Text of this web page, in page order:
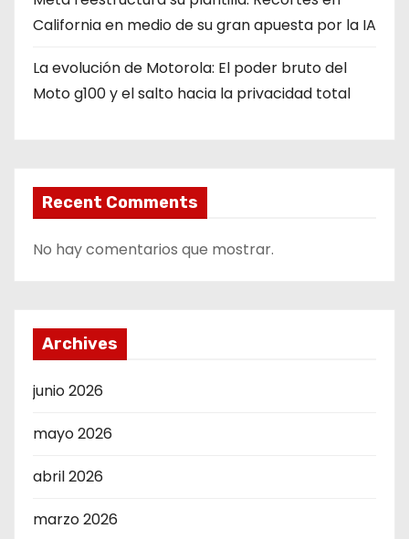
California en medio de su gran apuesta por la IA
La evolución de Motorola: El poder bruto del
Moto g100 y el salto hacia la privacidad total
Recent Comments
No hay comentarios que mostrar.
Archives
junio 2026
mayo 2026
abril 2026
marzo 2026